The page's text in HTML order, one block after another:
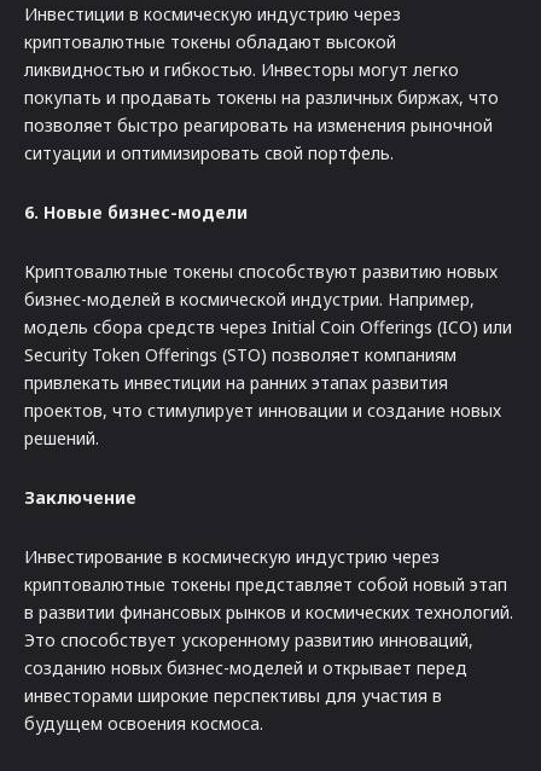
Инвестиции в космическую индустрию через
криптовалютные токены обладают высокой
ликвидностью и гибкостью. Инвесторы могут легко
покупать и продавать токены на различных биржах, что
позволяет быстро реагировать на изменения рыночной
ситуации и оптимизировать свой портфель.
6. Новые бизнес-модели
Криптовалютные токены способствуют развитию новых
бизнес-моделей в космической индустрии. Например,
модель сбора средств через Initial Coin Offerings (ICO) или
Security Token Offerings (STO) позволяет компаниям
привлекать инвестиции на ранних этапах развития
проектов, что стимулирует инновации и создание новых
решений.
Заключение
Инвестирование в космическую индустрию через
криптовалютные токены представляет собой новый этап
в развитии финансовых рынков и космических технологий.
Это способствует ускоренному развитию инноваций,
созданию новых бизнес-моделей и открывает перед
инвесторами широкие перспективы для участия в
будущем освоения космоса.